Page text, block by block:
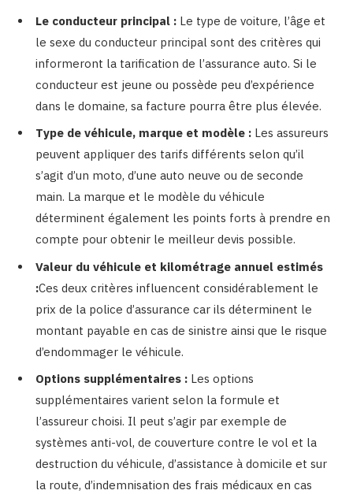
Le conducteur principal : Le type de voiture, l’âge et
le sexe du conducteur principal sont des critères qui
informeront la tarification de l’assurance auto. Si le
conducteur est jeune ou possède peu d’expérience
dans le domaine, sa facture pourra être plus élevée.
Type de véhicule, marque et modèle : Les assureurs
peuvent appliquer des tarifs différents selon qu’il
s’agit d’un moto, d’une auto neuve ou de seconde
main. La marque et le modèle du véhicule
déterminent également les points forts à prendre en
compte pour obtenir le meilleur devis possible.
Valeur du véhicule et kilométrage annuel estimés
:Ces deux critères influencent considérablement le
prix de la police d’assurance car ils déterminent le
montant payable en cas de sinistre ainsi que le risque
d’endommager le véhicule.
Options supplémentaires : Les options
supplémentaires varient selon la formule et
l’assureur choisi. Il peut s’agir par exemple de
systèmes anti-vol, de couverture contre le vol et la
destruction du véhicule, d’assistance à domicile et sur
la route, d’indemnisation des frais médicaux en cas